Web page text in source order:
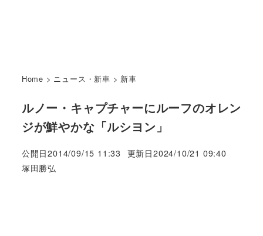
Home > ニュース・新車 > 新車
ルノー・キャプチャーにルーフのオレン
ジが鮮やかな「ルシヨン」
公開日2014/09/15 11:33 更新日2024/10/21 09:40
著
塚田勝弘